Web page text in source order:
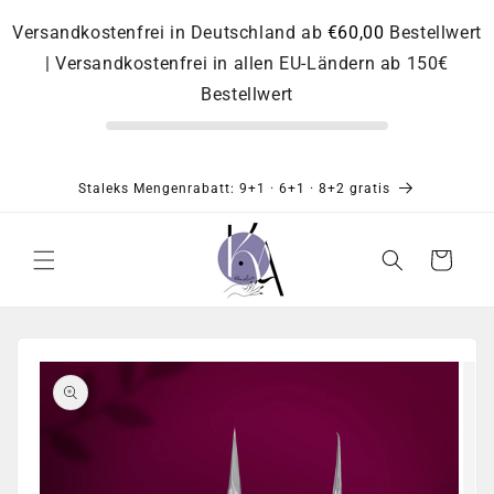
Versandkostenfrei in Deutschland ab €60,00 Bestellwert
| Versandkostenfrei in allen EU-Ländern ab 150€
Bestellwert
zum
Inhalt
Staleks Mengenrabatt: 9+1 · 6+1 · 8+2 gratis
Warenkorb